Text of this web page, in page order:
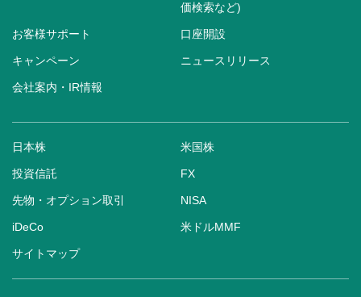
価検索など)
お客様サポート 口座開設
キャンペーン ニュースリリース
会社案内・IR情報
日本株 米国株
投資信託 FX
先物・オプション取引 NISA
iDeCo 米ドルMMF
サイトマップ